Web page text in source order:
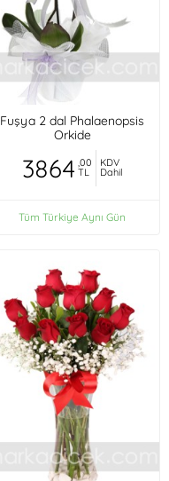
Fuşya 2 dal Phalaenopsis
Orkide
3864 ,00
TL
KDV
Dahil
Tüm Türkiye Aynı Gün